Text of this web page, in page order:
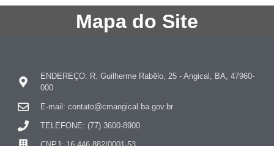
Mapa do Site
ENDEREÇO: R. Guilherme Rabêlo, 25 - Angical, BA, 47960-
000
E-mail: contato@cmangical.ba.gov.br
TELEFONE: (77) 3600-8900